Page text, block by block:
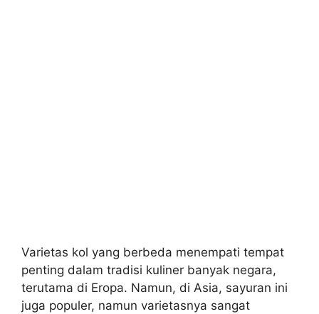
Varietas kol yang berbeda menempati tempat
penting dalam tradisi kuliner banyak negara,
terutama di Eropa. Namun, di Asia, sayuran ini
juga populer, namun varietasnya sangat